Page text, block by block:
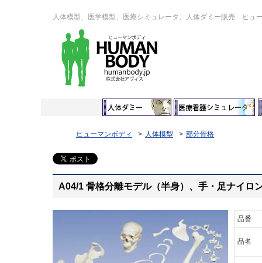
人体模型、医学模型、医療シミュレータ、人体ダミー販売 ヒュ
ヒューマンボディ 人体模型 部分骨格
A04/1 骨格分離モデル（半身）、手・足ナイロ
品番
品名